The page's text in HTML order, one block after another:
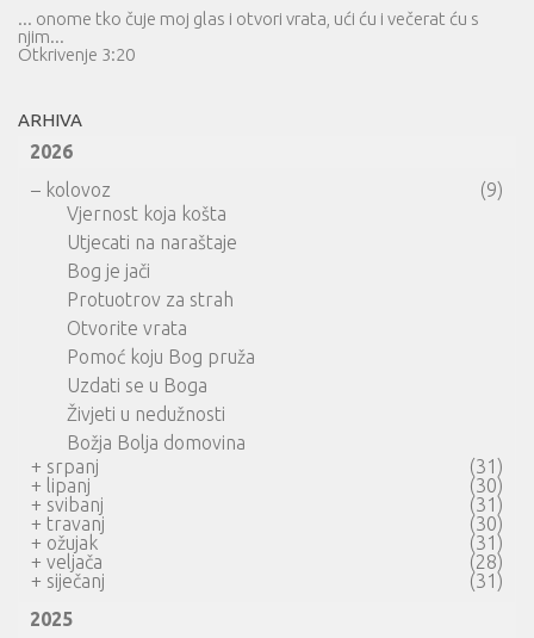
... onome tko čuje moj glas i otvori vrata, ući ću i večerat ću s
njim...
Otkrivenje 3:20
ARHIVA
2026
– kolovoz
(9)
Vjernost koja košta
Utjecati na naraštaje
Bog je jači
Protuotrov za strah
Otvorite vrata
Pomoć koju Bog pruža
Uzdati se u Boga
Živjeti u nedužnosti
Božja Bolja domovina
+ srpanj
(31)
+ lipanj
(30)
+ svibanj
(31)
+ travanj
(30)
+ ožujak
(31)
+ veljača
(28)
+ siječanj
(31)
2025